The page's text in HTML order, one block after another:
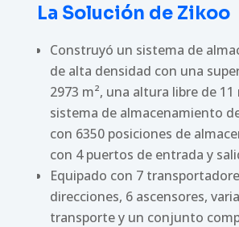
La Solución de Zikoo
Construyó un sistema de
de alta densidad con una
2973 m², una altura libre de 11
sistema de almacenamiento
con 6350 posiciones de
con 4 puertos de entrada y
Equipado con 7
direcciones, 6 ascensores,
transporte y un conjunto